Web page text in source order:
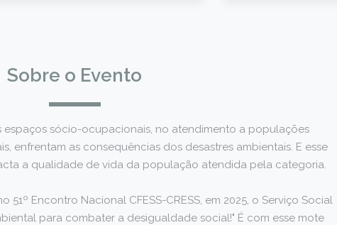
Sobre o Evento
espaços sócio-ocupacionais, no atendimento a populações
enfrentam as consequências dos desastres ambientais. E esse
a qualidade de vida da população atendida pela categoria.
Encontro Nacional CFESS-CRESS, em 2025, o Serviço Social
para combater a desigualdade social!" É com esse mote